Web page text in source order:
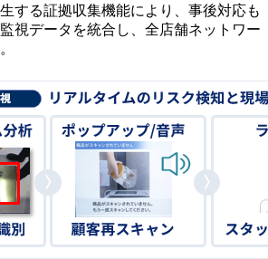
する証拠収集機能により、事後対応も
視データを統合し、全店舗ネットワー